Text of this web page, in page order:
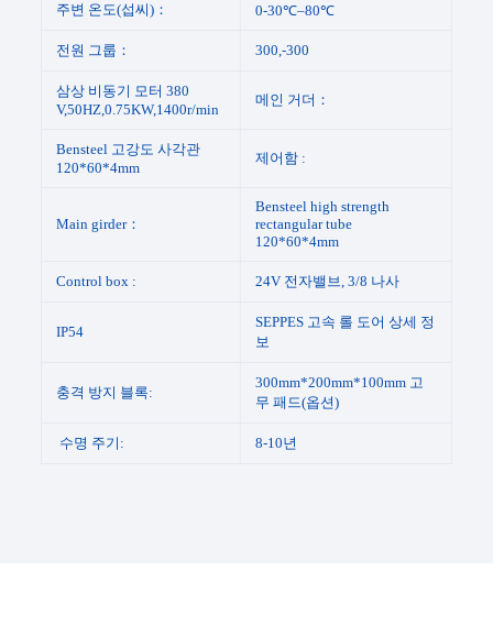
주변 온도(섭씨)： 0-30℃–80℃
전원 그룹： 300,-300
삼상 비동기 모터 380
V,50HZ,0.75KW,1400r/min
메인 거더：
Bensteel 고강도 사각관
120*60*4mm
제어함 :
Main girder：
Bensteel high strength
rectangular tube
120*60*4mm
Control box : 24V 전자밸브, 3/8 나사
IP54
SEPPES 고속 롤 도어 상세 정
보
충격 방지 블록:
300mm*200mm*100mm 고
무 패드(옵션)
수명 주기: 8-10년